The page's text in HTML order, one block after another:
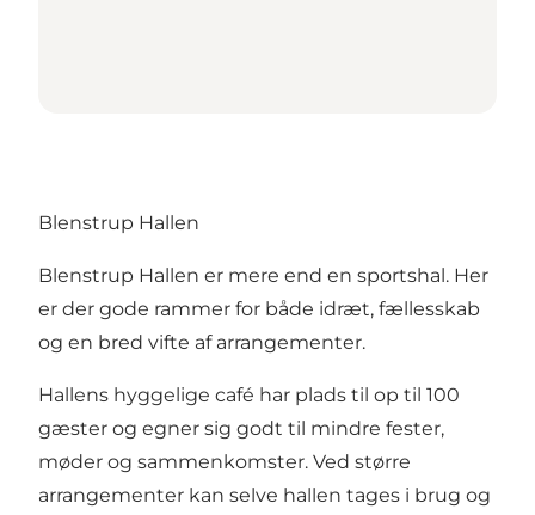
Blenstrup Hallen
Blenstrup Hallen er mere end en sportshal. Her
er der gode rammer for både idræt, fællesskab
og en bred vifte af arrangementer.
Hallens hyggelige café har plads til op til 100
gæster og egner sig godt til mindre fester,
møder og sammenkomster. Ved større
arrangementer kan selve hallen tages i brug og